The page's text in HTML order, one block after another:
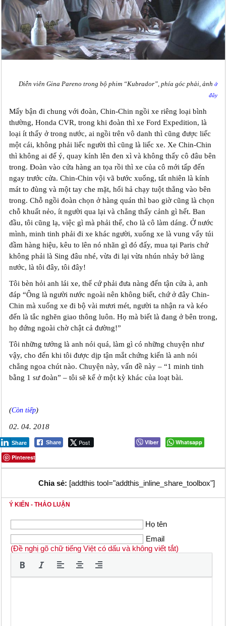
Diễn viên Gina Pareno trong bộ phim “Kubrador”, phía góc phải, ảnh ở
đây
Mấy bận đi chung với đoàn, Chin-Chin ngồi xe riêng loại bình
thường, Honda CVR, trong khi đoàn thì xe Ford Expedition, là
loại ít thấy ở trong nước, ai ngồi trên vô danh thì cũng được liếc
một cái, không phải liếc người thì cũng là liếc xe. Xe Chin-Chin
thì không ai để ý, quay kính lên đen xì và không thấy cô đâu bên
trong. Đoàn vào cửa hàng an tọa rồi thì xe của cô mới tấp đến
ngay trước cửa. Chin-Chin vội vã bước xuống, tất nhiên là kính
mát to đùng và một tay che mặt, hối hả chạy tuột thẳng vào bên
trong. Chỗ ngồi đoàn chọn ở hàng quán thì bao giờ cũng là chọn
chỗ khuất nẻo, ít người qua lại và chẳng thấy cảnh gì hết. Ban
đầu, tôi cũng lạ, việc gì mà phải thế, cho là cô làm dáng. Ở nước
mình, minh tinh phải đi xe khác người, xuống xe là vung vẩy túi
đầm hàng hiệu, kêu to lên nó nhãn gì đó đấy, mua tại Paris chứ
không phải là Sing đâu nhé, vừa đi lại vừa nhún nhảy bớ làng
nước, là tôi đây, tôi đây!
Tôi bèn hỏi anh lái xe, thế cứ phải đưa nàng đến tận cửa à, anh
đáp “Ông là người nước ngoài nên không biết, chứ ở đây Chin-
Chin mà xuống xe đi bộ vài mươi mét, người ta nhận ra và kéo
đến là tắc nghẽn giao thông luôn. Họ mà biết là đang ở bên trong,
họ đứng ngoài chờ chật cả đường!”
Tôi những tưởng là anh nói quá, làm gì có những chuyện như
vậy, cho đến khi tôi được dịp tận mắt chứng kiến là anh nói
chẳng ngoa chút nào. Chuyện này, vấn đề này – “1 minh tinh
bằng 1 sư đoàn” – tôi sẽ kể ở một kỳ khác của loạt bài.
(Còn tiếp)
02. 04. 2018
Share Post
Share Viber
Whatsapp
Pinterest
Chia sẻ: [addthis tool="addthis_inline_share_toolbox"]
Ý KIẾN - THẢO LUẬN
Họ tên
Email
(Đề nghị gõ chữ tiếng Việt có dấu và không viết tắt)